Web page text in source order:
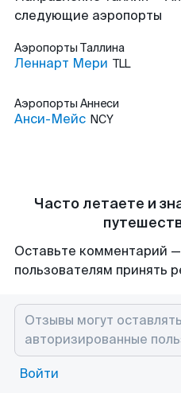
следующие аэропорты
Аэропорты Таллина
Леннарт Мери TLL
Аэропорты Аннеси
Анси-Мейс NCY
Часто летаете и
Оставьте комментарий
пользователям принять
Войти